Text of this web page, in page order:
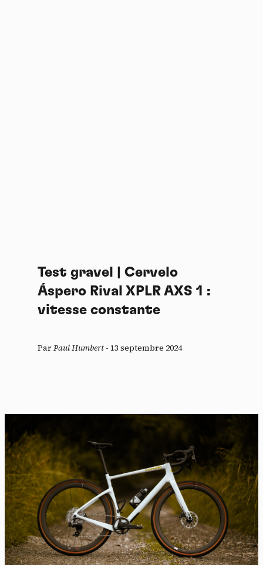
Test gravel | Cervelo
Áspero Rival XPLR AXS 1 :
vitesse constante
ParPaul Humbert- 13 septembre 2024